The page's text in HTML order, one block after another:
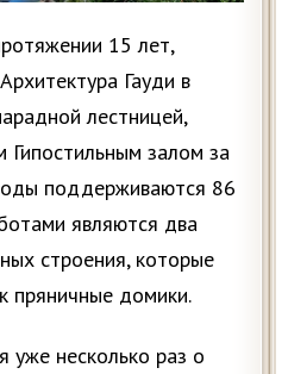
15 лет,
Гауди в
лестницей,
залом за
поддерживаются 86
являются два
строения, которые
пряничные домики.
уже несколько раз о